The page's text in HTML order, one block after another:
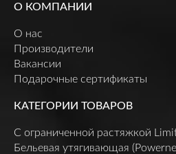
О КОМПАНИИ
О нас
Производители
Вакансии
Подарочные сертификаты
КАТЕГОРИИ ТОВАРОВ
C ограниченной растяжкой
Бельевая утягивающая